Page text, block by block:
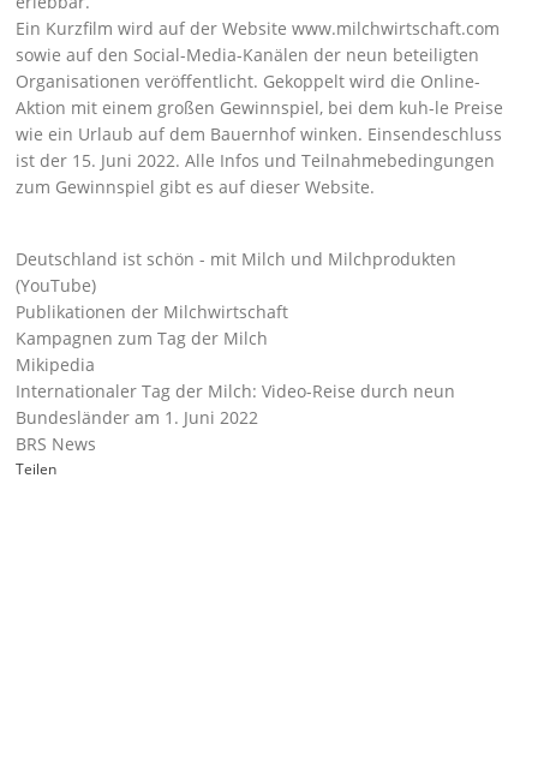
Ein Kurzfilm wird auf der Websitewww.milchwirtschaft.com
sowie auf den Social-Media-Kanälen der neun beteiligten
Organisationen veröffentlicht. Gekoppelt wird die Online-
Aktion mit einem großen Gewinnspiel, bei dem kuh-le Preise
wie ein Urlaub auf dem Bauernhof winken. Einsendeschluss
ist der 15. Juni 2022. Alle Infos und Teilnahmebedingungen
zum Gewinnspiel gibt esauf dieser Website.
Deutschland ist schön - mit Milch und Milchprodukten
(YouTube)
Publikationen der Milchwirtschaft
Kampagnen zum Tag der Milch
Mikipedia
Internationaler Tag der Milch: Video-Reise durch neun
Bundesländer am 1. Juni 2022
BRS News
Teilen